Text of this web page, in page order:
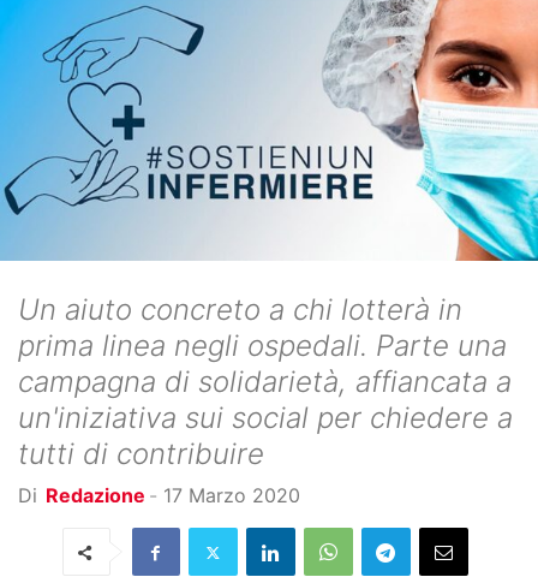
Un aiuto concreto a chi lotterà in
prima linea negli ospedali. Parte una
campagna di solidarietà, affiancata a
un'iniziativa sui social per chiedere a
tutti di contribuire
Di Redazione - 17 Marzo 2020